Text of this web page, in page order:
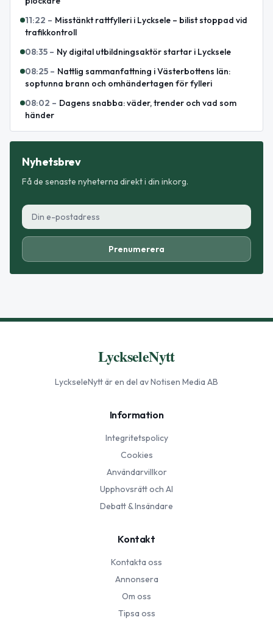
11:22 – Misstänkt rattfylleri i Lycksele – bilist stoppad vid
trafikkontroll
08:35 – Ny digital utbildningsaktör startar i Lycksele
08:25 – Nattlig sammanfattning i Västerbottens län:
soptunna brann och omhändertagen för fylleri
08:02 – Dagens snabba: väder, trender och vad som
händer
Nyhetsbrev
Få de senaste nyheterna direkt i din inkorg.
Prenumerera
LyckseleNytt
LyckseleNyttär en del av Notisen Media AB
Information
Integritetspolicy
Cookies
Användarvillkor
Upphovsrätt och AI
Debatt & Insändare
Kontakt
Kontakta oss
Annonsera
Om oss
Tipsa oss